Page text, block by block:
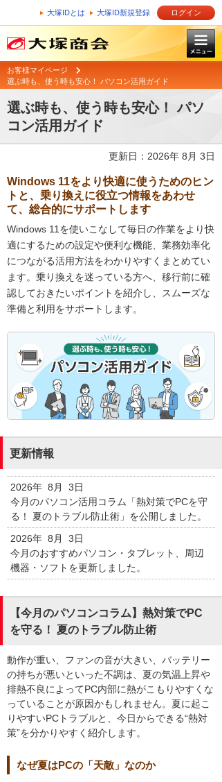
大塚IDとは 大塚ID新規登録 ログイン
お客様マイページ
選ぶ時も、使う時も安心！ パソコン活用ガイド
選ぶ時も、使う時も安心！ パソ
コン活用ガイド
更新日：2026年 8月 3日
Windows 11をより快適に使うためのヒン
トと、乗り換えに役立つ情報をあわせ
て、総合的にサポートします
Windows 11を使いこなして毎日の作業をより快
適にするための設定や便利な機能、業務効率化
につながる活用方法をわかりやすくまとめてい
ます。乗り換えを迷っている方へ、移行前に確
認しておきたいポイントを紹介し、スムーズな
準備と利用をサポートします。
更新情報
2026年 8月 3日
今月のパソコン活用コラム「熱対策でPCを守
る！ 夏のトラブル防止術」を公開しました。
2026年 8月 3日
今月のおすすめパソコン・タブレット、周辺
機器・ソフトを更新しました。
【今月のパソコンコラム】熱対策でPC
を守る！ 夏のトラブル防止術
動作が重い、ファンの音が大きい、バッテリー
の持ちが悪いといった不調は、夏の気温上昇や
排熱不良によってPC内部に熱がこもりやすくな
っていることが原因かもしれません。夏に起こ
りやすいPCトラブルと、今日からできる“熱対
策”を分かりやすく紹介します。
なぜ夏はPCの「天敵」なのか